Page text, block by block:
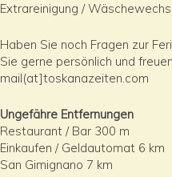
Extrareinigung /
Haben Sie noch Fragen zur
Sie gerne persönlich und
mail(at]toskanazeiten.com
Ungefähre Entfernungen
Restaurant / Bar 300 m
Einkaufen / Geldautomat 6 km
San Gimignano 7 km